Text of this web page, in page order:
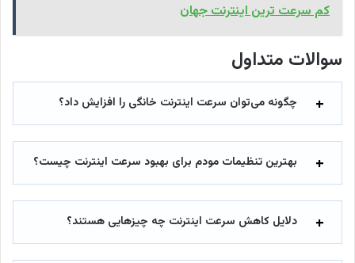
کم سرعت ترین اینترنت جهان
سوالات متداول
چگونه می‌توان سرعت اینترنت خانگی را افزایش داد؟
بهترین تنظیمات مودم برای بهبود سرعت اینترنت چیست؟
دلایل کاهش سرعت اینترنت چه چیزهایی هستند؟